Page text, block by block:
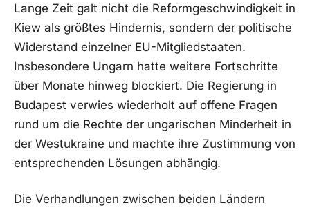
Lange Zeit galt nicht die Reformgeschwindigkeit in
Kiew als größtes Hindernis, sondern der politische
Widerstand einzelner EU-Mitgliedstaaten.
Insbesondere Ungarn hatte weitere Fortschritte
über Monate hinweg blockiert. Die Regierung in
Budapest verwies wiederholt auf offene Fragen
rund um die Rechte der ungarischen Minderheit in
der Westukraine und machte ihre Zustimmung von
entsprechenden Lösungen abhängig.
Die Verhandlungen zwischen beiden Ländern